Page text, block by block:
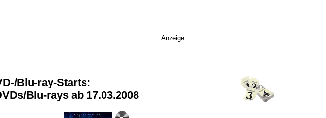
Blu-ray-Starts:
Blu-rays ab 17.03.2008
Anzeige